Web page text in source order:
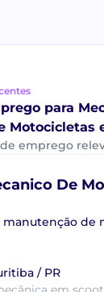
para
Motocicletas
de emprego
De
manutenção de
/ PR